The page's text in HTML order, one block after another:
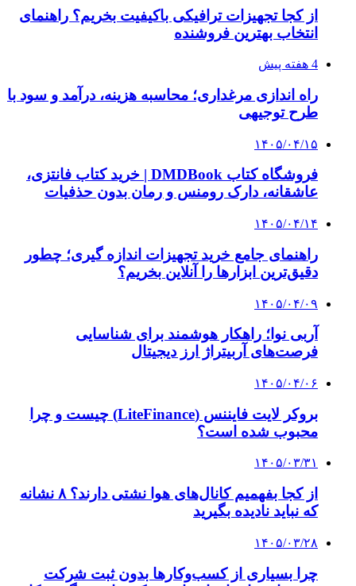
که نباید نادیده بگیرید
۱۴۰۵/۰۳/۲۸
چرا بسیاری از کسب‌وکارها بدون ثبت شرکت
نمی‌توانند با سازمان‌ها و شرکت‌های بزرگ همکاری
کنند؟
پیشنهاد سردبیر
کلیه حقوق متعلق به راهیان اقتصادی می باشد
دکمه بازگشت به بالا